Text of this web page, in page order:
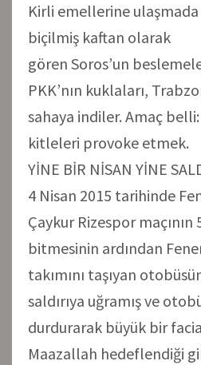
Kirli emellerine
biçilmiş kaftan olarak
gören Soros’un
PKK’nın kuklaları,
sahaya indiler. Amaç
kitleleri provoke etmek.
YİNE BİR NİSAN YİNE
4 Nisan 2015 tarihinde
Çaykur Rizespor maçının
bitmesinin ardından
takımını taşıyan
saldırıya uğramış ve
durdurarak büyük bir
Maazallah hedeflendiği